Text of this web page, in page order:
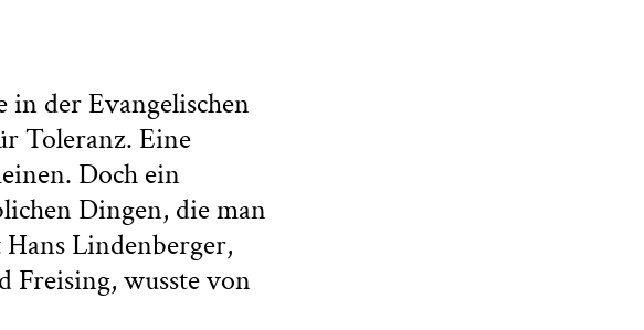
in der Evangelischen
Toleranz. Eine
Doch ein
Dingen, die man
Hans Lindenberger,
Freising, wusste von